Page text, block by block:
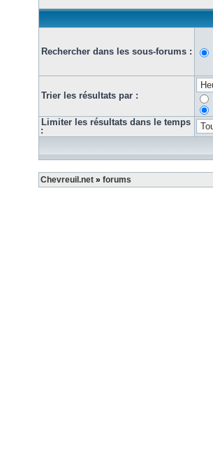
Rechercher dans les sous-forums :
Trier les résultats par :
Limiter les résultats dans le temps
:
Chevreuil.net » forums